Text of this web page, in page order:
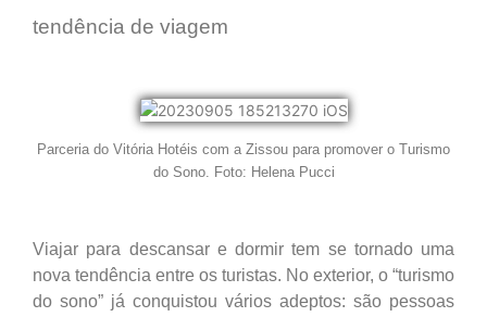
tendência de viagem
Parceria do Vitória Hotéis com a Zissou para promover o Turismo
do Sono. Foto: Helena Pucci
Viajar para descansar e dormir tem se tornado uma
nova tendência entre os turistas. No exterior, o “turismo
do sono” já conquistou vários adeptos: são pessoas